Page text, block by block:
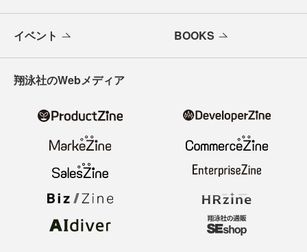
イベント BOOKS
翔泳社のWebメディア